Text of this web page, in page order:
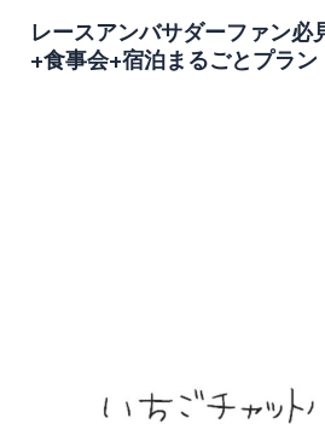
レースアンバサダーファン必
+食事会+宿泊まるごとプラン